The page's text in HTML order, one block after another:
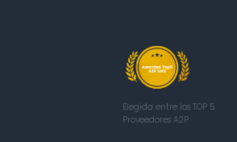
Elegida entre los TOP 5
Proveedores A2P